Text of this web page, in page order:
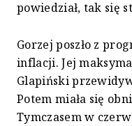
powiedział, tak się
Gorzej poszło z
inflacji. Jej
Glapiński
Potem miała się
Tymczasem w